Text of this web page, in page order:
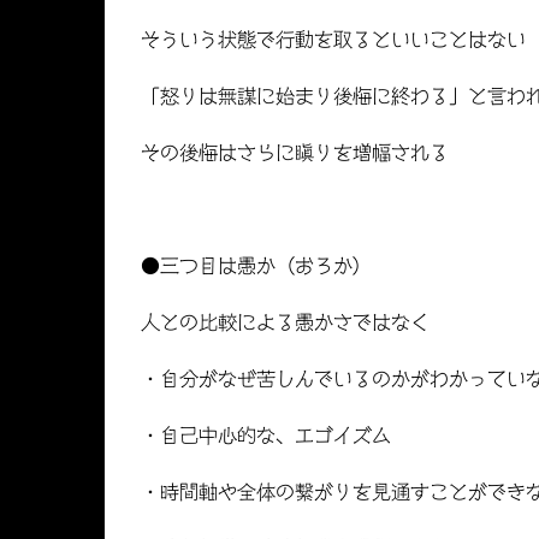
そういう状態で行動を取るといいことはない
「怒りは無謀に始まり後悔に終わる」と言わ
その後悔はさらに瞋りを増幅される
●三つ目は愚か（おろか）
人との比較による愚かさではなく
・自分がなぜ苦しんでいるのかがわかってい
・自己中心的な、エゴイズム
・時間軸や全体の繋がりを見通すことができ